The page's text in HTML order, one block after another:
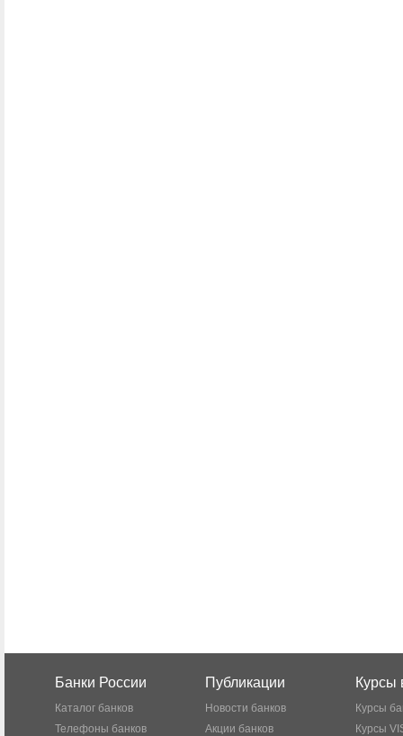
Банки России
Каталог банков
Телефоны банков
Публикации
Новости банков
Акции банков
Курсы
Курсы
Курсы